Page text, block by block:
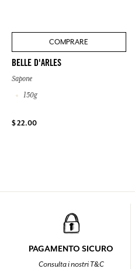
COMPRARE
BELLE D'ARLES
Sapone
150g
$ 22.00
PAGAMENTO SICURO
Consulta i nostri T&C